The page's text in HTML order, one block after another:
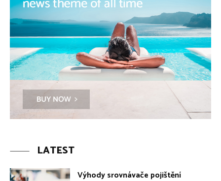
LATEST
Výhody srovnávače pojištění